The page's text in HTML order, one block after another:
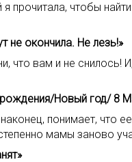
прочитала, чтобы
не окончила. Не лезь!»
что вам и не снилось!
рождения/Новый год/ 8
понимает, что
мамы заново